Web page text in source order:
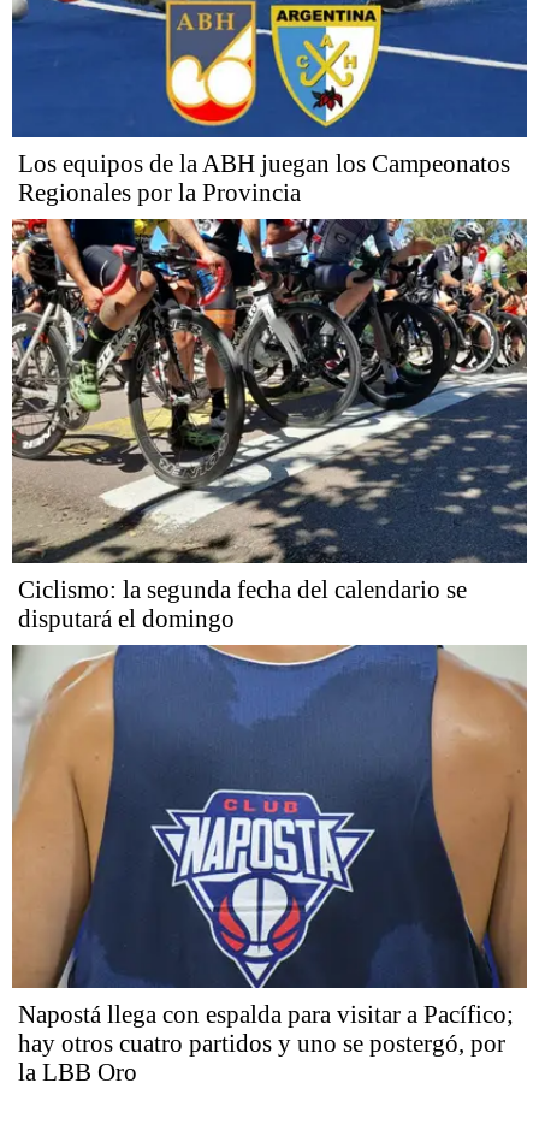
Los equipos de la ABH juegan los Campeonatos
Regionales por la Provincia
Ciclismo: la segunda fecha del calendario se
disputará el domingo
Napostá llega con espalda para visitar a Pacífico;
hay otros cuatro partidos y uno se postergó, por
la LBB Oro